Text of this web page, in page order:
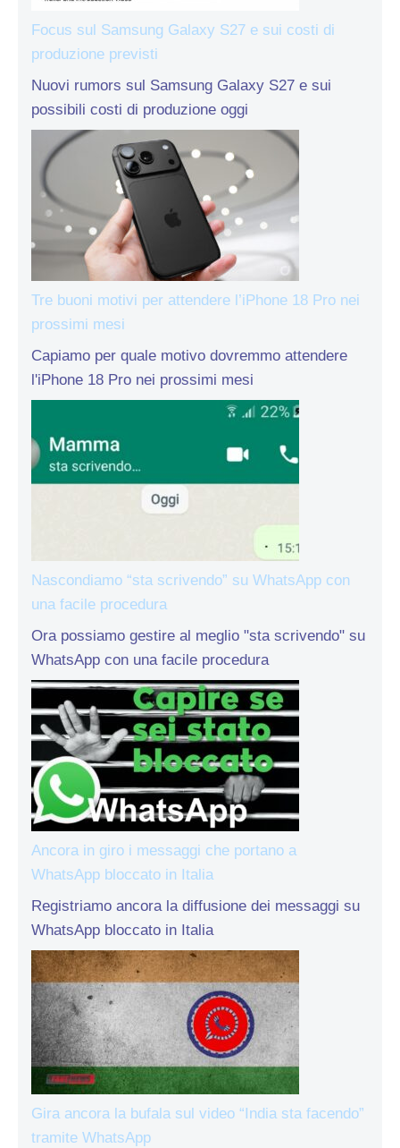
Focus sul Samsung Galaxy S27 e sui costi di
produzione previsti
Nuovi rumors sul Samsung Galaxy S27 e sui
possibili costi di produzione oggi
Tre buoni motivi per attendere l’iPhone 18 Pro nei
prossimi mesi
Capiamo per quale motivo dovremmo attendere
l'iPhone 18 Pro nei prossimi mesi
Nascondiamo “sta scrivendo” su WhatsApp con
una facile procedura
Ora possiamo gestire al meglio "sta scrivendo" su
WhatsApp con una facile procedura
Ancora in giro i messaggi che portano a
WhatsApp bloccato in Italia
Registriamo ancora la diffusione dei messaggi su
WhatsApp bloccato in Italia
Gira ancora la bufala sul video “India sta facendo”
tramite WhatsApp